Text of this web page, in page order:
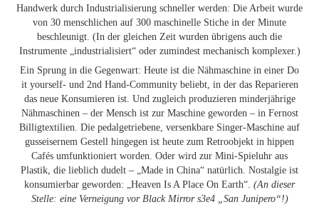
Handwerk durch Industrialisierung schneller werden: Die Arbeit wurde
von 30 menschlichen auf 300 maschinelle Stiche in der Minute
beschleunigt. (In der gleichen Zeit wurden übrigens auch die
Instrumente „industrialisiert“ oder zumindest mechanisch komplexer.)
Ein Sprung in die Gegenwart: Heute ist die Nähmaschine in einer Do
it yourself- und 2nd Hand-Community beliebt, in der das Reparieren
das neue Konsumieren ist. Und zugleich produzieren minderjährige
Nähmaschinen – der Mensch ist zur Maschine geworden – in Fernost
Billigtextilien. Die pedalgetriebene, versenkbare Singer-Maschine auf
gusseisernem Gestell hingegen ist heute zum Retroobjekt in hippen
Cafés umfunktioniert worden. Oder wird zur Mini-Spieluhr aus
Plastik, die lieblich dudelt – „Made in China“ natürlich. Nostalgie ist
konsumierbar geworden: „Heaven Is A Place On Earth“. (An dieser
Stelle: eine Verneigung vor Black Mirror s3e4 „San Junipero“!)